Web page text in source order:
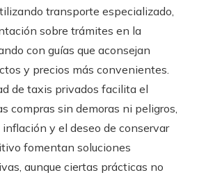
transporte especializado,
sobre trámites en la
con guías que aconsejan
y precios más convenientes.
de taxis privados facilita el
compras sin demoras ni peligros,
y el deseo de conservar
fomentan soluciones
aunque ciertas prácticas no